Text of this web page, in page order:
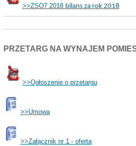
>>ZSO7 2018 bilans za rok 2018
PRZETARG NA WYNAJEM
>>Ogłoszenie o przetargu
>>Umowa
>>Załącznik nr 1 - oferta